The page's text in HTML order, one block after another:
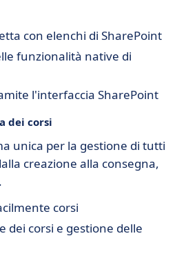
con elenchi di SharePoint
funzionalità native di
l'interfaccia SharePoint
dei corsi
unica per la gestione di tutti
creazione alla consegna,
corsi
dei corsi e gestione delle